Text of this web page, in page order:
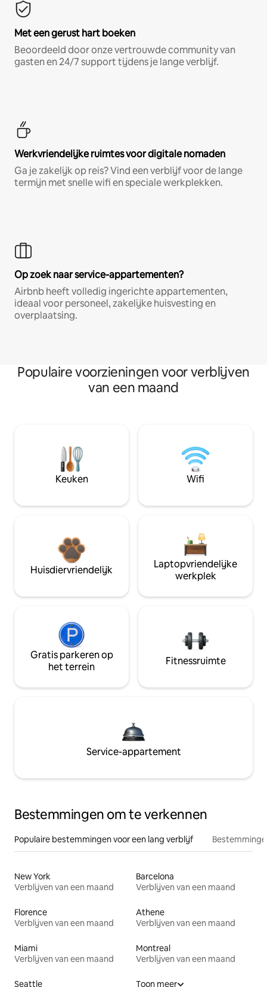
Met een gerust hart boeken
Beoordeeld door onze vertrouwde community van
gasten en 24/7 support tijdens je lange verblijf.
Werkvriendelijke ruimtes voor digitale nomaden
Ga je zakelijk op reis? Vind een verblijf voor de lange
termijn met snelle wifi en speciale werkplekken.
Op zoek naar service-appartementen?
Airbnb heeft volledig ingerichte appartementen,
ideaal voor personeel, zakelijke huisvesting en
overplaatsing.
Populaire voorzieningen voor verblijven
van een maand
Keuken Wifi
Huisdiervriendelijk
Laptopvriendelijke
werkplek
Gratis parkeren op
het terrein
Fitnessruimte
Service-appartement
Bestemmingen om te verkennen
Populaire bestemmingen voor een lang verblijf
New York
Verblijven van een maand
Barcelona
Verblijven van een maand
Florence
Verblijven van een maand
Athene
Verblijven van een maand
Miami
Verblijven van een maand
Montreal
Verblijven van een maand
Seattle Toon meer